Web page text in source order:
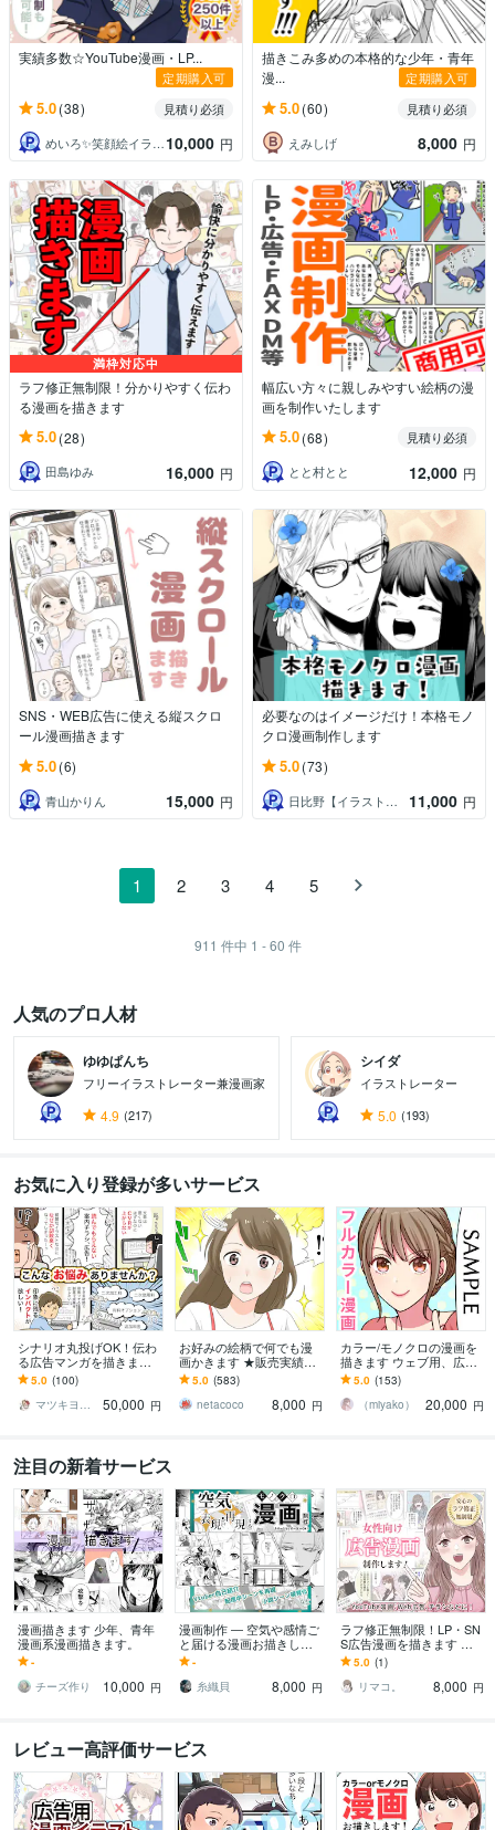
実績多数☆YouTube漫画・LP...
定期購入可
5.0(38)
見積り必須
めいろ✨笑顔絵イラストレーター 10,000 円
描きこみ多めの本格的な少年・青年
漫...
定期購入可
5.0(60)
見積り必須
えみしげ
8,000 円
満枠対応中
ラフ修正無制限！分かりやすく伝わ
る漫画を描きます
5.0(28)
田島ゆみ 16,000 円
幅広い方々に親しみやすい絵柄の漫
画を制作いたします
5.0(68)
見積り必須
とと村とと
12,000 円
SNS・WEB広告に使える縦スクロ
ール漫画描きます
5.0(6)
青山かりん 15,000 円
必要なのはイメージだけ！本格モノ
クロ漫画制作します
5.0(73)
日比野【イラスト・漫画制作】 11,000 円
1 2 3 4 5
911 件中 1 - 60 件
人気のプロ人材
ゆゆぱんち
フリーイラストレーター兼漫画家
4.9 (217)
シイダ
イラストレーター
5.0 (193)
お気に入り登録が多いサービス
シナリオ丸投げOK！伝わ
る広告マンガを描きます
特許庁広報誌・医療機関
での制作経験あり。手描
きで丁寧に
5.0 (100)
マツキヨコ＠広告マンガ家
50,000 円
お好みの絵柄で何でも漫
画かきます ★販売実績・
レビュー500件超★
5.0 (583)
netacoco
8,000 円
カラー/モノクロの漫画を
描きます ウェブ用、広告
用、記念漫画など何でも
ご相談下さい！
5.0 (153)
（miyako）
20,000 円
注目の新着サービス
漫画描きます 少年、青年
漫画系漫画描きます。
-
チーズ作り
10,000 円
漫画制作 ― 空気や感情ご
と届ける漫画お描きしま
す 文章や出来事を、時間
と感情の流れを持つ体験
へお仕立てします
-
糸織貝
8,000 円
ラフ修正無制限！LP・SN
S広告漫画を描きます 【5
名様限定価格】YouTube、
SNS、４コマ、チラシ
に！
5.0 (1)
リマコ。
8,000 円
レビュー高評価サービス